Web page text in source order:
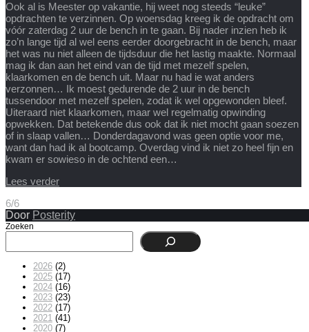
Ook al is Meester op vakantie, hij weet nog steeds “leuke”
opdrachten te verzinnen. Op woensdag kreeg ik de opdracht om
vóór zaterdag 2 uur de bench in te gaan. Bij nader inzien heb ik
zo’n lange tijd al wel eens eerder doorgebracht in de bench, maar
het was nu niet alleen de tijdsduur die het lastig maakte. Normaal
mag ik dan aan het eind van de tijd met mezelf spelen,
klaarkomen en de bench uit. Maar nu had ie wat anders
verzonnen… Ik moest gedurende de 2 uur in de bench
tussendoor met mezelf spelen, zodat ik wel opgewonden bleef.
Uiteraard niet klaarkomen, maar wel regelmatig opwinding
opwekken. Dat betekende dus ook dat ik niet mocht gaan soezen
of in slaap vallen… Donderdagavond was geen optie voor me,
want dan had ik al bootcamp. Overdag vind ik niet zo heel fijn en
kwam er sowieso in de ochtend een…
Lees verder
6/6
Door Posterity
Zoeken
2026 (2)
2025 (17)
2024 (16)
2023 (23)
2022 (17)
2021 (41)
2020 (7)